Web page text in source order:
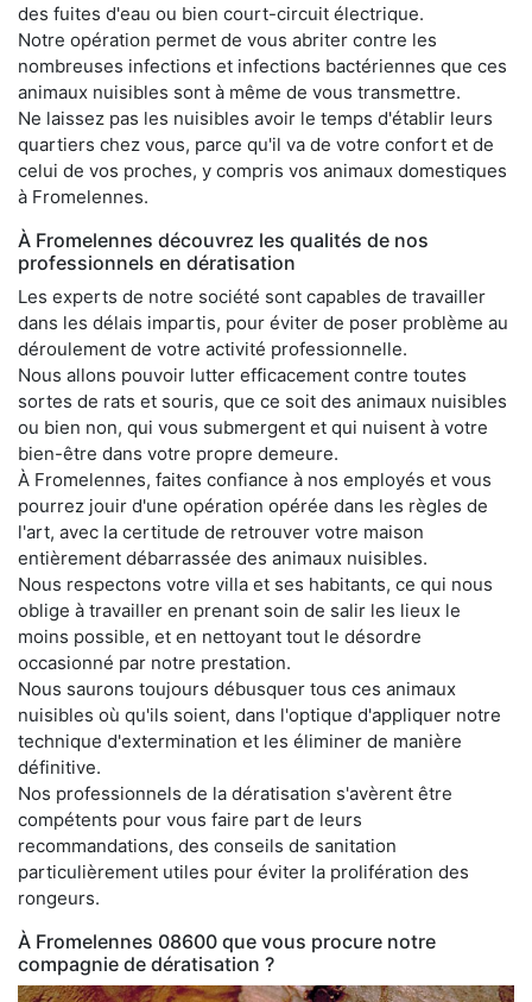
des fuites d'eau ou bien court-circuit électrique.
Notre opération permet de vous abriter contre les
nombreuses infections et infections bactériennes que ces
animaux nuisibles sont à même de vous transmettre.
Ne laissez pas les nuisibles avoir le temps d'établir leurs
quartiers chez vous, parce qu'il va de votre confort et de
celui de vos proches, y compris vos animaux domestiques
à Fromelennes.
À Fromelennes découvrez les qualités de nos
professionnels en dératisation
Les experts de notre société sont capables de travailler
dans les délais impartis, pour éviter de poser problème au
déroulement de votre activité professionnelle.
Nous allons pouvoir lutter efficacement contre toutes
sortes de rats et souris, que ce soit des animaux nuisibles
ou bien non, qui vous submergent et qui nuisent à votre
bien-être dans votre propre demeure.
À Fromelennes, faites confiance à nos employés et vous
pourrez jouir d'une opération opérée dans les règles de
l'art, avec la certitude de retrouver votre maison
entièrement débarrassée des animaux nuisibles.
Nous respectons votre villa et ses habitants, ce qui nous
oblige à travailler en prenant soin de salir les lieux le
moins possible, et en nettoyant tout le désordre
occasionné par notre prestation.
Nous saurons toujours débusquer tous ces animaux
nuisibles où qu'ils soient, dans l'optique d'appliquer notre
technique d'extermination et les éliminer de manière
définitive.
Nos professionnels de la dératisation s'avèrent être
compétents pour vous faire part de leurs
recommandations, des conseils de sanitation
particulièrement utiles pour éviter la prolifération des
rongeurs.
À Fromelennes 08600 que vous procure notre
compagnie de dératisation ?